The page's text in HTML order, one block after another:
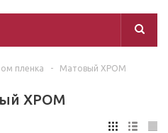
пленка - Матовый ХРОМ
ХРОМ